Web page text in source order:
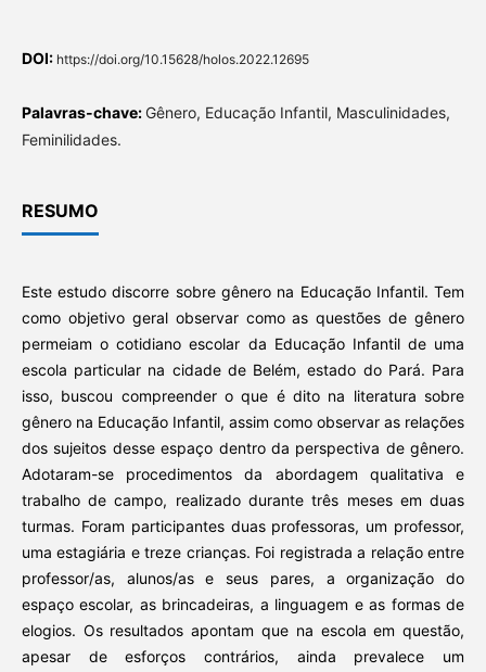
DOI: https://doi.org/10.15628/holos.2022.12695
Palavras-chave: Gênero, Educação Infantil, Masculinidades,
Feminilidades.
RESUMO
Este estudo discorre sobre gênero na Educação Infantil. Tem
como objetivo geral observar como as questões de gênero
permeiam o cotidiano escolar da Educação Infantil de uma
escola particular na cidade de Belém, estado do Pará. Para
isso, buscou compreender o que é dito na literatura sobre
gênero na Educação Infantil, assim como observar as relações
dos sujeitos desse espaço dentro da perspectiva de gênero.
Adotaram-se procedimentos da abordagem qualitativa e
trabalho de campo, realizado durante três meses em duas
turmas. Foram participantes duas professoras, um professor,
uma estagiária e treze crianças. Foi registrada a relação entre
professor/as, alunos/as e seus pares, a organização do
espaço escolar, as brincadeiras, a linguagem e as formas de
elogios. Os resultados apontam que na escola em questão,
apesar de esforços contrários, ainda prevalece um